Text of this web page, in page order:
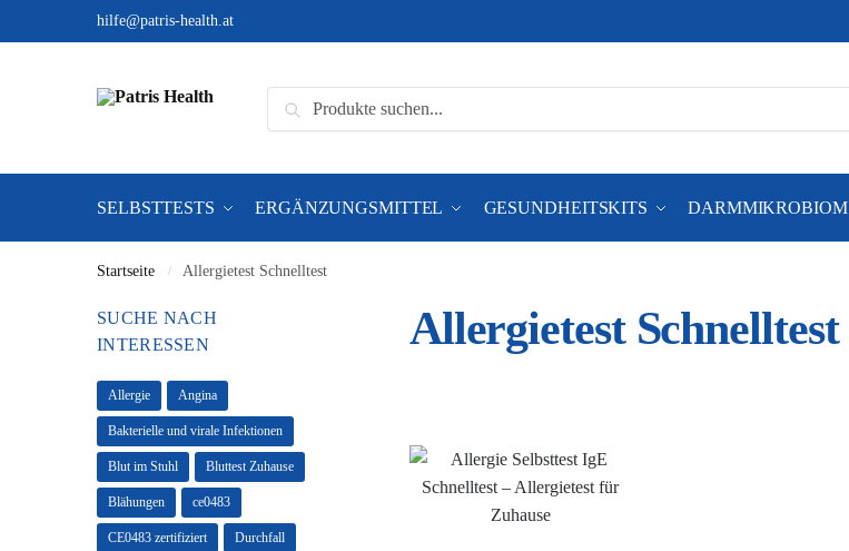
hilfe@patris-health.at
Suchen
SELBSTTESTS ERGÄNZUNGSMITTEL GESUNDHEITSKITS DARMMIKROBIOM
Startseite / Allergietest Schnelltest
Allergietest Schnelltest
SUCHE NACH
INTERESSEN
Allergie Angina
Bakterielle und virale Infektionen
Blut im Stuhl Bluttest Zuhause
Blähungen ce0483
CE0483 zertifiziert Durchfall